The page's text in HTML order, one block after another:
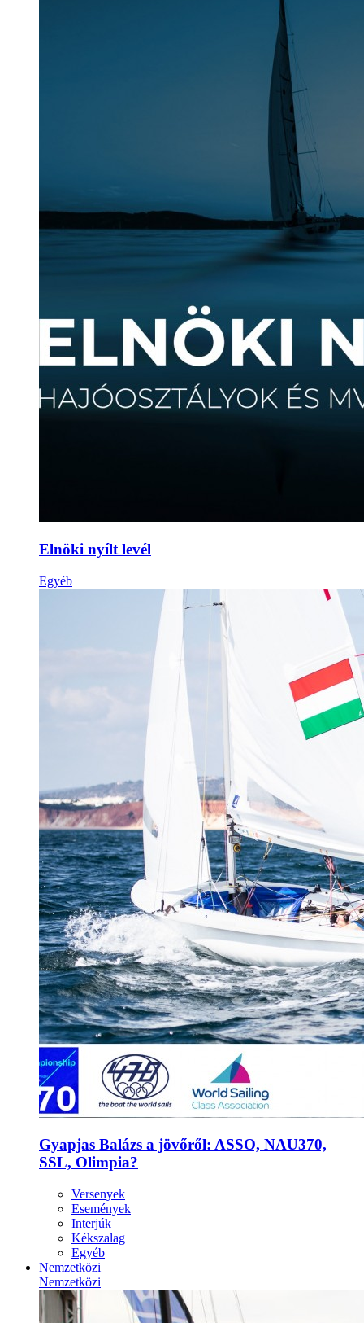
Elnöki nyílt levél
Egyéb
Gyapjas Balázs a jövőről: ASSO, NAU370,
SSL, Olimpia?
Versenyek
Események
Interjúk
Kékszalag
Egyéb
Nemzetközi
Nemzetközi